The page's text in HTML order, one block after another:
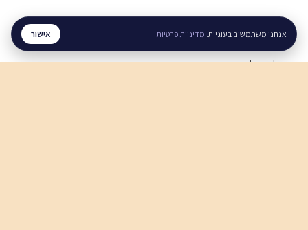
מערכות יחסים
איך לעזור לבן זוג עם חרדה
אנחנו משתמשים בעוגיות. מדיניות פרטיות אישור